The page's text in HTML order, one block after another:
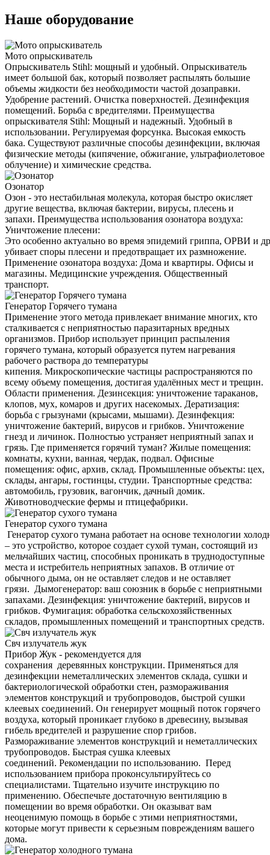
Наше оборудование
Мото опрыскиватель
Опрыскиватель Stihl: мощный и удобный. Опрыскиватель
имеет большой бак, который позволяет распылять большие
объемы жидкости без необходимости частой дозаправки.
Удобрение растений. Очистка поверхностей. Дезинфекция
помещений. Борьба с вредителями. Преимущества
опрыскивателя Stihl: Мощный и надежный. Удобный в
использовании. Регулируемая форсунка. Высокая емкость
бака. Существуют различные способы дезинфекции, включая
физические методы (кипячение, обжигание, ультрафиолетовое
облучение) и химические средства.
Озонатор
Озон - это нестабильная молекула, которая быстро окисляет
другие вещества, включая бактерии, вирусы, плесень и
запахи. Преимущества использования озонатора воздуха:
Уничтожение плесени:
Это особенно актуально во время эпидемий гриппа, ОРВИ и
убивает споры плесени и предотвращает их размножение.
Применение озонатора воздуха: Дома и квартиры. Офисы и
магазины. Медицинские учреждения. Общественный
транспорт.
Генератор Горячего тумана
Применение этого метода привлекает внимание многих, кто
сталкивается с неприятностью паразитарных вредных
организмов. Прибор использует принцип распыления
горячего тумана, который образуется путем нагревания
рабочего раствора до температуры
кипения. Микроскопические частицы распространяются по
всему объему помещения, достигая удалённых мест и трещин.
Области применения. Дезинсекция: уничтожение тараканов,
клопов, мух, комаров и других насекомых. Дератизация:
борьба с грызунами (крысами, мышами). Дезинфекция:
уничтожение бактерий, вирусов и грибков. Уничтожение
гнезд и личинок. Полностью устраняет неприятный запах и
грязь. Где применяется горячий туман? Жилые помещения:
комнаты, кухни, ванная, чердак, подвал. Офисные
помещения: офис, архив, склад. Промышленные объекты: цех,
склады, ангары, гостинцы, студии. Транспортные средства:
автомобиль, грузовик, вагончик, дачный домик.
Животноводческие фермы и птицефабрики.
Генератор сухого тумана
Генератор сухого тумана работает на основе технологии
– это устройство, которое создает сухой туман, состоящий из
мельчайших частиц, способных проникать в труднодоступные
места и истребитель неприятных запахов. В отличие от
обычного дыма, он не оставляет следов и не оставляет
грязи. Дымогенератор: ваш союзник в борьбе с неприятными
запахами. Дезинфекция: уничтожение бактерий, вирусов и
грибков. Фумигация: обработка сельскохозяйственных
складов, промышленных помещений и транспортных средств.
Свч излучатель жук
Прибор Жук - рекомендуется для
сохранения деревянных конструкции. Применяться для
дезинфекции неметаллических элементов склада, сушки и
бактериологической обработки стен, размораживания
элементов конструкций и трубопроводов, быстрой сушки
клеевых соединений. Он генерирует мощный поток горячего
воздуха, который проникает глубоко в древесину, вызывая
гибель вредителей и разрушение спор грибов.
Размораживание элементов конструкций и неметаллических
трубопроводов. Быстрая сушка клеевых
соединений. Рекомендации по использованию. Перед
использованием прибора проконсультируйтесь со
специалистами. Тщательно изучите инструкцию по
применению. Обеспечьте достаточную вентиляцию в
помещении во время обработки. Он оказыват вам
неоценимую помощь в борьбе с этими неприятностями,
которые могут привести к серьезным повреждениям вашего
дома.